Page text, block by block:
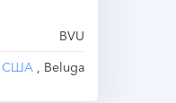
BVU
США , Beluga